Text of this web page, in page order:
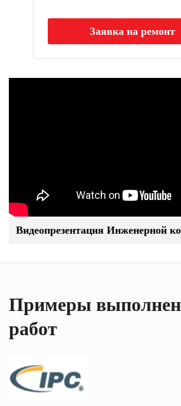
Заявка на ремонт
Видеопрезентация Инженерной
Примеры
работ